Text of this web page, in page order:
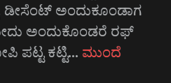
ಡೀಸೆಂಟ್ ಅಂದುಕೂಂಡಾಗ
ಅಂದುಕೊಂಡರೆ ರಫ್
ಪಟ್ಟ ಕಟ್ಟಿ… ಮುಂದೆ